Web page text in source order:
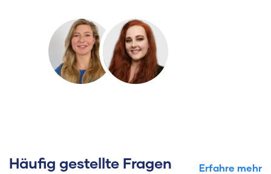
Häufig gestellte Fragen Erfahre mehr